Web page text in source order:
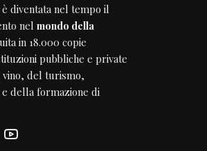
è diventata nel tempo il
nel mondo della
in 18.000 copie
pubbliche e private
del turismo,
della formazione di